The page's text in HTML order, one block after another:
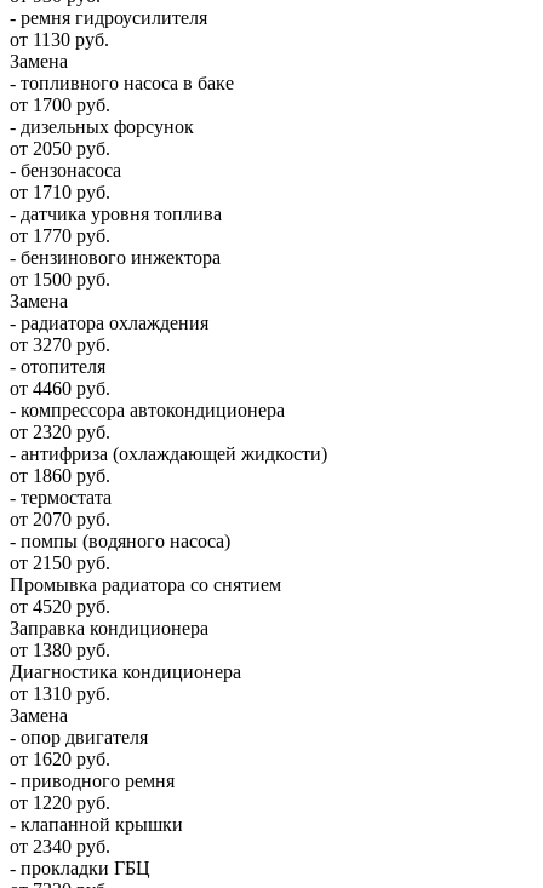
- ремня гидроусилителя
от 1130 руб.
Замена
- топливного насоса в баке
от 1700 руб.
- дизельных форсунок
от 2050 руб.
- бензонасоса
от 1710 руб.
- датчика уровня топлива
от 1770 руб.
- бензинового инжектора
от 1500 руб.
Замена
- радиатора охлаждения
от 3270 руб.
- отопителя
от 4460 руб.
- компрессора автокондиционера
от 2320 руб.
- антифриза (охлаждающей жидкости)
от 1860 руб.
- термостата
от 2070 руб.
- помпы (водяного насоса)
от 2150 руб.
Промывка радиатора со снятием
от 4520 руб.
Заправка кондиционера
от 1380 руб.
Диагностика кондиционера
от 1310 руб.
Замена
- опор двигателя
от 1620 руб.
- приводного ремня
от 1220 руб.
- клапанной крышки
от 2340 руб.
- прокладки ГБЦ